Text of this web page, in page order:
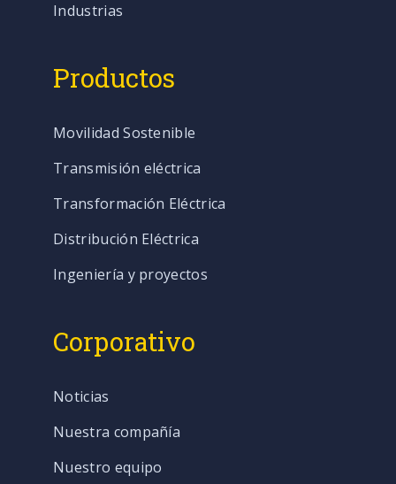
Industrias
Productos
Movilidad Sostenible
Transmisión eléctrica
Transformación Eléctrica
Distribución Eléctrica
Ingeniería y proyectos
Corporativo
Noticias
Nuestra compañía
Nuestro equipo